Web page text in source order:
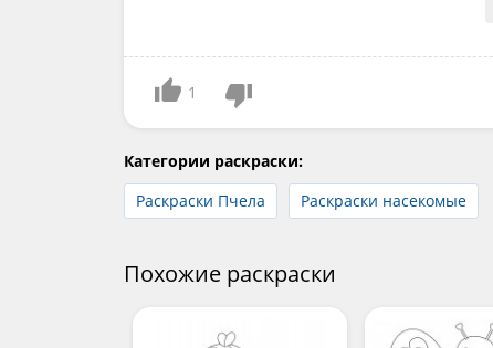
1
Категории раскраски:
Раскраски Пчела
Раскраски насекомые
Похожие раскраски